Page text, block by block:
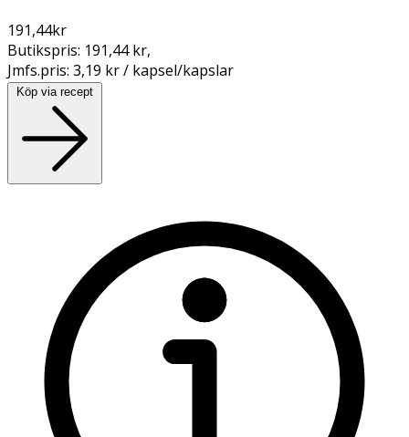
191,44kr
Butikspris: 191,44 kr,
Jmfs.pris: 3,19 kr / kapsel/kapslar
Köp via recept